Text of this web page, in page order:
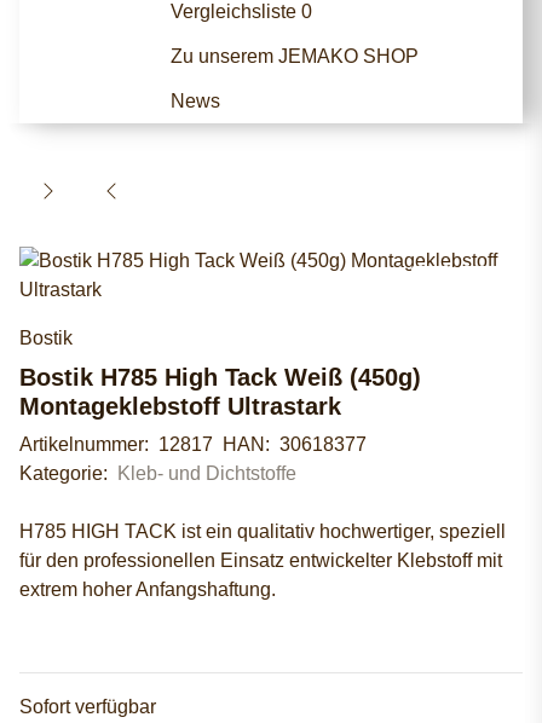
Vergleichsliste 0
Zu unserem JEMAKO SHOP
News
Bostik
Bostik H785 High Tack Weiß (450g)
Montageklebstoff Ultrastark
Artikelnummer: 12817 HAN: 30618377
Kategorie:
Kleb- und Dichtstoffe
H785 HIGH TACK ist ein qualitativ hochwertiger, speziell
für den professionellen Einsatz entwickelter Klebstoff mit
extrem hoher Anfangshaftung.
Sofort verfügbar